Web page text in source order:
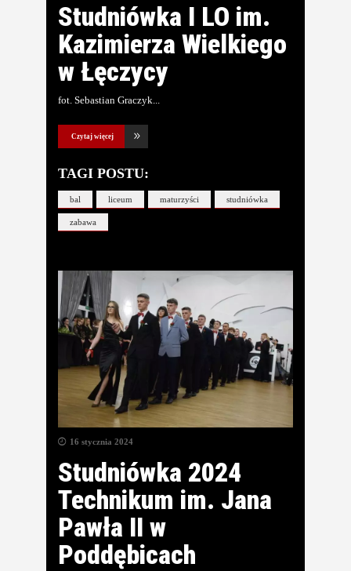
Studniówka I LO im.
Kazimierza Wielkiego
w Łęczycy
fot. Sebastian Graczyk
Czytaj więcej
TAGI POSTU:
bal liceum maturzyści studniówka
zabawa
16 stycznia 2024
Studniówka 2024
Technikum im. Jana
Pawła II w
Poddębicach